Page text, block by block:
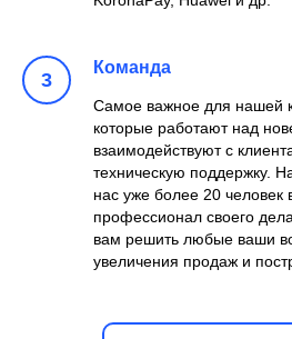
Команда
Самое важное для нашей
которые работают над
взаимодействуют с
техническую поддержку.
нас уже более 20 человек
профессионал своего
вам решить любые ваши
увеличения продаж и